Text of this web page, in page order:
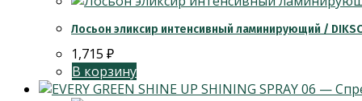
Лосьон эликсир интенсивный ламинирующий /
1,715 ₽
В корзину